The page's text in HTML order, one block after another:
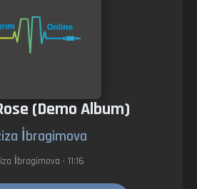
(Demo Album)
İbragimova
İbragimova • 11:16